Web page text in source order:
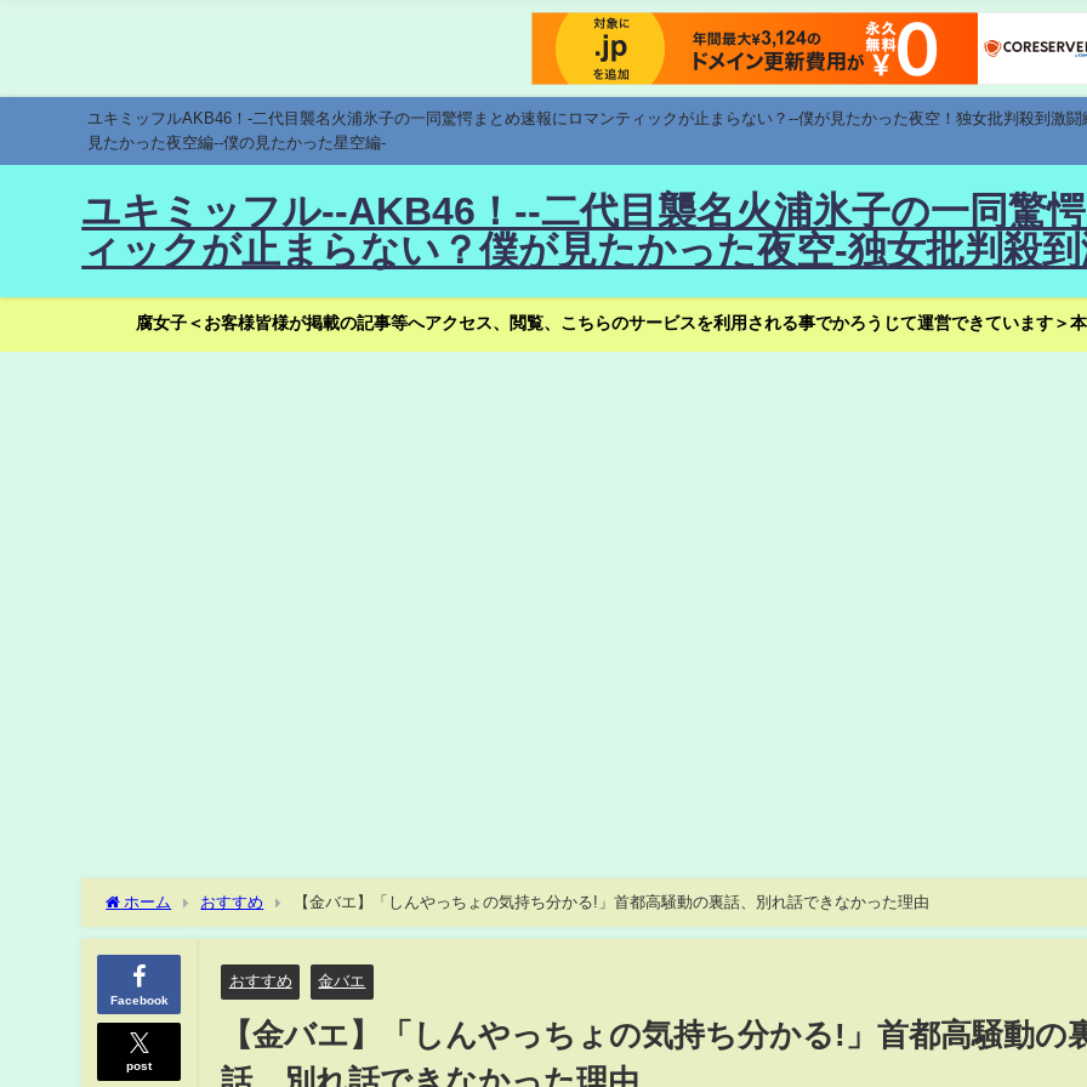
ユキミッフルAKB46！-二代目襲名火浦氷子の一同驚愕まとめ速報にロマンティックが止まらない？--僕が見たかった夜空！独女批判殺到激
見たかった夜空編--僕の見たかった星空編-
ユキミッフル--AKB46！--二代目襲名火浦氷子の一同驚
ィックが止まらない？僕が見たかった夜空-独女批判殺
腐女子＜お客様皆様が掲載の記事等へアクセス、閲覧、こちらのサービスを利用される事でかろうじて運営できています＞
ホーム おすすめ 【金バエ】「しんやっちょの気持ち分かる!」首都高騒動の裏話、別れ話できなかった理由
Facebook
post
おすすめ 金バエ
【金バエ】「しんやっちょの気持ち分かる!」首都高騒動の